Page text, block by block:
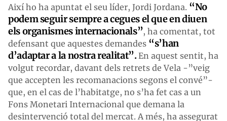
Així ho ha apuntat el seu líder, Jordi Jordana. “No
podem seguir sempre a cegues el que en diuen
els organismes internacionals”, ha comentat, tot
defensant que aquestes demandes “s’han
d’adaptar a la nostra realitat”.En aquest sentit, ha
volgut recordar, davant dels retrets de Vela -”veig
que accepten les recomanacions segons el convé”-
que, en el cas de l’habitatge, no s’ha fet cas a un
Fons Monetari Internacional que demana la
desintervenció total del mercat. A més, ha assegurat